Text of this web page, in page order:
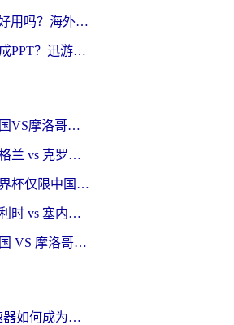
ChickCN和GoLink好用吗？海外党如何选对回国加速器
海外玩国内手游卡成PPT？迅游和奇游手游哪个好？一篇讲透回国加速器怎么选
在国外看世界杯法国VS摩洛哥地区限制？这篇指南让你流畅看中文解说无压力
在国外看世界杯英格兰 vs 克罗地亚当前地区不可播放？这篇指南帮你搞定所有海外观赛难题
在海外看央视频世界杯仅限中国大陆？这篇指南帮你解锁中文解说+无卡顿直播
在海外看世界杯比利时 vs 塞内加尔仅限中国大陆？我找到了最流畅的中文解说之路
在国外看世界杯法国 VS 摩洛哥仅限中国大陆？海外党这样看中文解说赛事不卡顿
在澳洲，BanG加速器如何成为你国服游戏的“时光机”？